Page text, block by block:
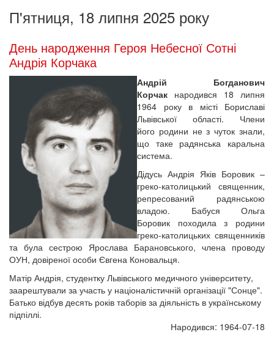
П'ятниця, 18 липня 2025 року
День народження Героя Небесної Сотні
Андрія Корчака
Андрій Богданович
Корчак народився 18 липня
1964 року в місті Бориславі
Львівської області. Члени
його родини не з чуток знали,
що таке радянська каральна
система.
Дідусь Андрія Яків Боровик –
греко-католицький священник,
репресований радянською
владою. Бабуся Ольга
Боровик походила з родини
греко-католицьких священників
та була сестрою Ярослава Барановського, члена проводу
ОУН, довіреної особи Євгена Коновальця.
Матір Андрія, студентку Львівського медичного університету,
заарештували за участь у націоналістичній організації "Сонце".
Батько відбув десять років таборів за діяльність в українському
підпіллі.
Народився: 1964-07-18